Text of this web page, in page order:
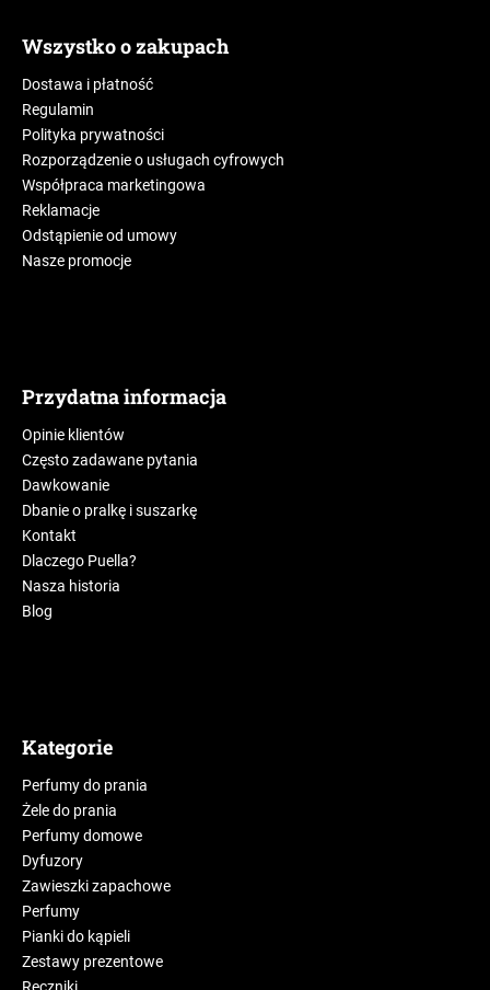
Wszystko o zakupach
Dostawa i płatność
Regulamin
Polityka prywatności
Rozporządzenie o usługach cyfrowych
Współpraca marketingowa
Reklamacje
Odstąpienie od umowy
Nasze promocje
Przydatna informacja
Opinie klientów
Często zadawane pytania
Dawkowanie
Dbanie o pralkę i suszarkę
Kontakt
Dlaczego Puella?
Nasza historia
Blog
Kategorie
Perfumy do prania
Żele do prania
Perfumy domowe
Dyfuzory
Zawieszki zapachowe
Perfumy
Pianki do kąpieli
Zestawy prezentowe